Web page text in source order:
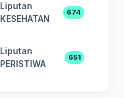
Liputan
KESEHATAN
674
Liputan
PERISTIWA
651